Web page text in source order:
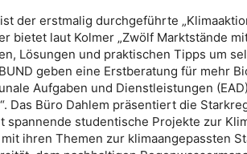
der erstmalig durchgeführte
bietet laut Kolmer „Zwölf Marktstände
Lösungen und praktischen Tipps um
geben eine Erstberatung für mehr
Aufgaben und Dienstleistungen
Das Büro Dahlem präsentiert die
spannende studentische Projekte zur
ihren Themen zur klimaangepassten